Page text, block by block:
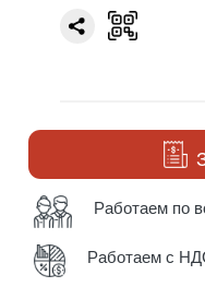
Работаем по
Работаем с